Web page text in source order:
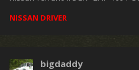
NISSAN DRIVER
bigdaddy